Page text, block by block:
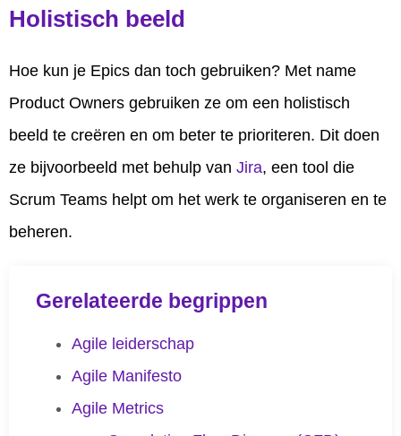
Holistisch beeld
Hoe kun je Epics dan toch gebruiken? Met name
Product Owners gebruiken ze om een holistisch
beeld te creëren en om beter te prioriteren. Dit doen
ze bijvoorbeeld met behulp van Jira, een tool die
Scrum Teams helpt om het werk te organiseren en te
beheren.
Gerelateerde begrippen
Agile leiderschap
Agile Manifesto
Agile Metrics